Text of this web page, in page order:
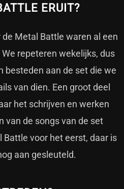
ERUIT?
Metal Battle waren al een
repeteren wekelijks, dus
besteden aan de set die we
van dien. Een groot deel
het schrijven en werken
van de songs van de set
voor het eerst, daar is
aan gesleuteld.